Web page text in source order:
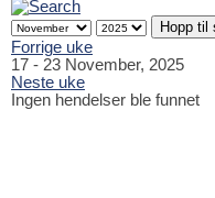
Hopp til
Forrige uke
17 - 23 November, 2025
Neste uke
Ingen hendelser ble funnet